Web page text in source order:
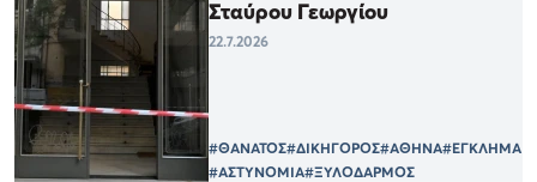
Σταύρου Γεωργίου
22.7.2026
#ΘΑΝΑΤΟΣ#ΔΙΚΗΓΟΡΟΣ#ΑΘΗΝΑ#ΕΓΚΛΗΜΑ
#ΑΣΤΥΝΟΜΙΑ#ΞΥΛΟΔΑΡΜΟΣ